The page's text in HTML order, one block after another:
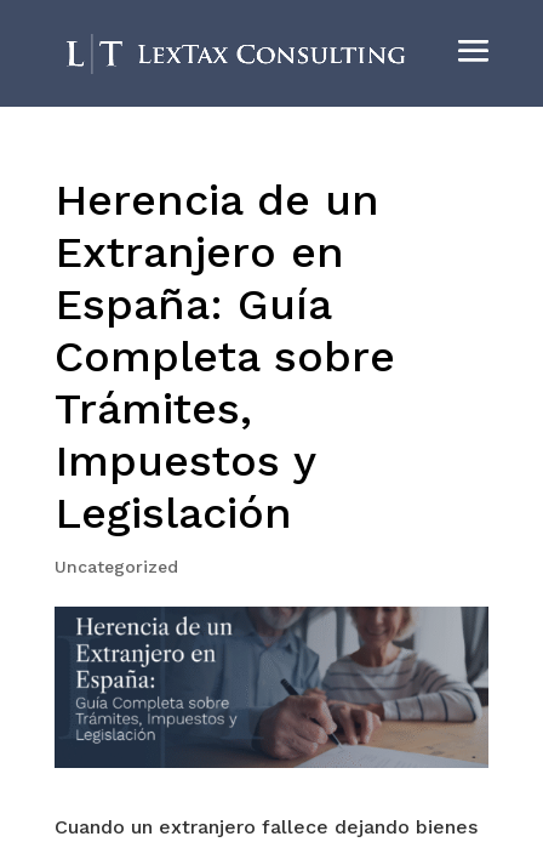
Herencia de un
Extranjero en
España: Guía
Completa sobre
Trámites,
Impuestos y
Legislación
Uncategorized
Cuando un extranjero fallece dejando bienes